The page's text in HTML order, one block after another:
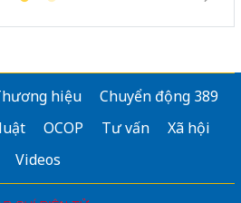
hiệu
Chuyển động 389
OCOP Tư vấn
Xã hội
Videos